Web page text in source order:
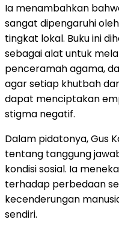
Ia menambahkan
sangat dipengaruhi
tingkat lokal. Buku ini
sebagai alat untuk
penceramah agama,
agar setiap khutbah
dapat menciptakan
stigma negatif.
Dalam pidatonya, Gus
tentang tanggung
kondisi sosial. Ia
terhadap perbedaan
kecenderungan
sendiri.